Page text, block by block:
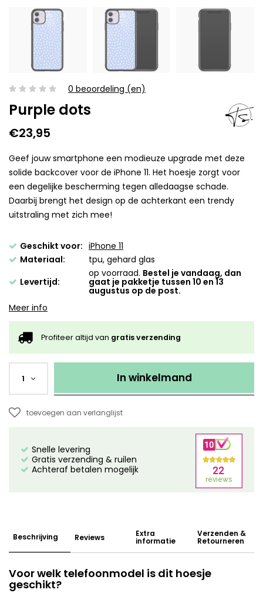
0 beoordeling (en)
Purple dots
€23,95
Geef jouw smartphone een modieuze upgrade met deze
solide backcover voor de iPhone 11. Het hoesje zorgt voor
een degelijke bescherming tegen alledaagse schade.
Daarbij brengt het design op de achterkant een trendy
uitstraling met zich mee!
Geschikt voor: iPhone 11
Materiaal:
tpu, gehard glas
Levertijd:
op voorraad. Bestel je vandaag, dan
gaat je pakketje tussen 10 en 13
augustus op de post.
Meer info
Profiteer altijd van gratis verzending
1 In winkelmand
toevoegen aan verlanglijst
Snelle levering
Gratis verzending & ruilen
Achteraf betalen mogelijk
Beschrijving Reviews Extra
informatie
Verzenden &
Retourneren
Voor welk telefoonmodel is dit hoesje
geschikt?